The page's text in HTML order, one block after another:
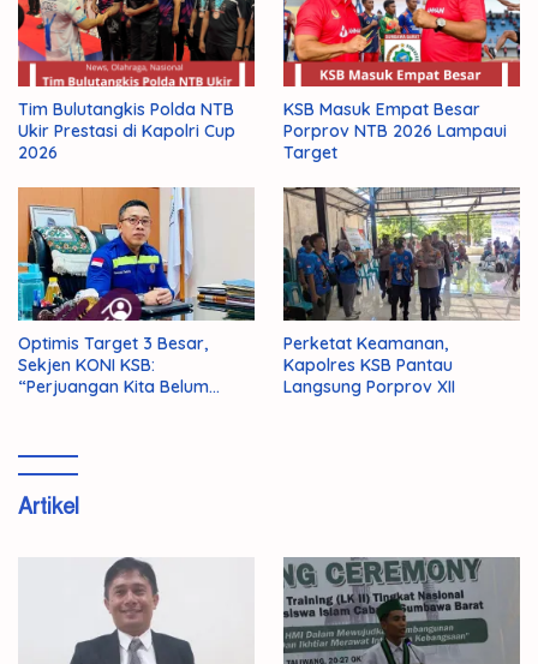
Tim Bulutangkis Polda NTB
Ukir Prestasi di Kapolri Cup
2026
KSB Masuk Empat Besar
Porprov NTB 2026 Lampaui
Target
Optimis Target 3 Besar,
Sekjen KONI KSB:
“Perjuangan Kita Belum
Perketat Keamanan,
Kapolres KSB Pantau
Langsung Porprov XII
Artikel